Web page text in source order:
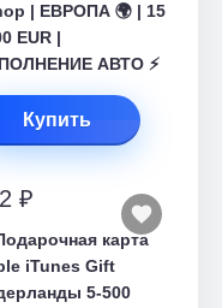
| ЕВРОПА 🌍 | 15
EUR |
АВТО ⚡
Купить
₽
карта
iTunes Gift
5-500